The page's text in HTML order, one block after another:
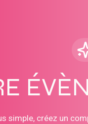
simple, créez un